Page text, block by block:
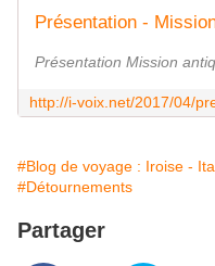
Présentation Mission
#Blog de voyage : Iroise -
#Détournements
Partager